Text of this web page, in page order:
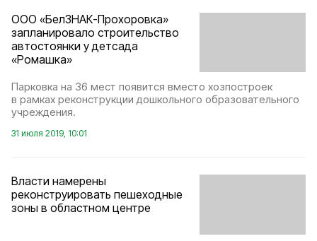
ООО «БелЗНАК-Прохоровка»
запланировало строительство
автостоянки у детсада
«Ромашка»
Парковка на 36 мест появится вместо хозпостроек
в рамках реконструкции дошкольного образовательного
учреждения.
31 июля 2019, 10:01
Власти намерены
реконструировать пешеходные
зоны в областном центре